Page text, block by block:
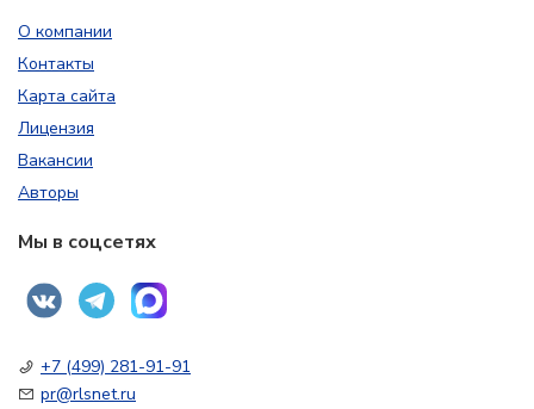
О компании
Контакты
Карта сайта
Лицензия
Вакансии
Авторы
Мы в соцсетях
+7 (499) 281-91-91
pr@rlsnet.ru